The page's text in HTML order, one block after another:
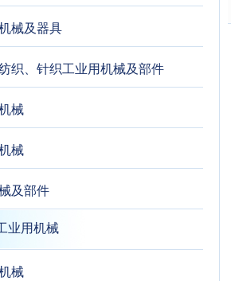
械及器具
织、针织工业用机械及部件
械
械
及部件
业用机械
械